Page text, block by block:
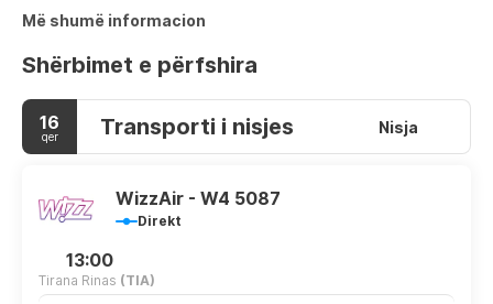
Më shumë informacion
Shërbimet e përfshira
16
qer Transporti i nisjes Nisja
WizzAir - W4 5087
Direkt
13:00
Tirana Rinas (TIA)